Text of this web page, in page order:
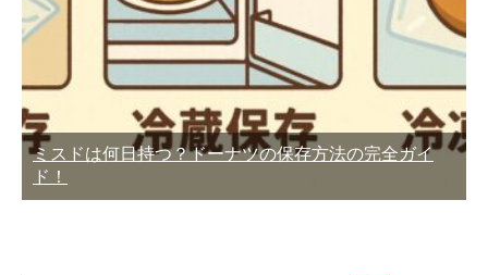
ミスドは何日持つ？ドーナツの保存方法の完全ガイ
ド！